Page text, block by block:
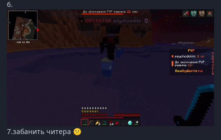
6.
7.забанить читера 😕